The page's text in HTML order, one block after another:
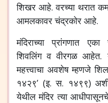
शिखर आहे. वरच्या थरात
आमलकावर चंद्रकोर आहे.
मंदिराच्या प्रांगणात
शिवलिंग व वीरगळ आहेत.
महत्त्वाचा अवशेष म्हणजे
१४२९’ (इ. स. १४९९)
येथील मंदिर त्या